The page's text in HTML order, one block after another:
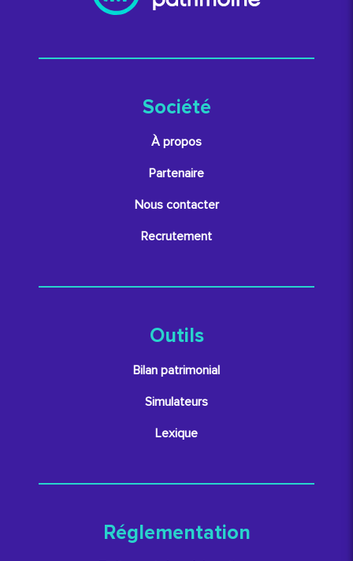
Société
À propos
Partenaire
Nous contacter
Recrutement
Outils
Bilan patrimonial
Simulateurs
Lexique
Réglementation